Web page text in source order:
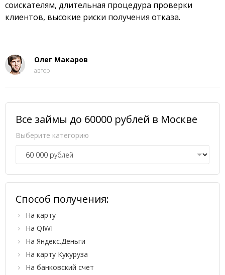
соискателям, длительная процедура проверки
клиентов, высокие риски получения отказа.
Олег Макаров
автор
Все займы до 60000 рублей в Москве
Выберите категорию
Способ получения:
На карту
На QIWI
На Яндекс.Деньги
На карту Кукуруза
На банковский счет